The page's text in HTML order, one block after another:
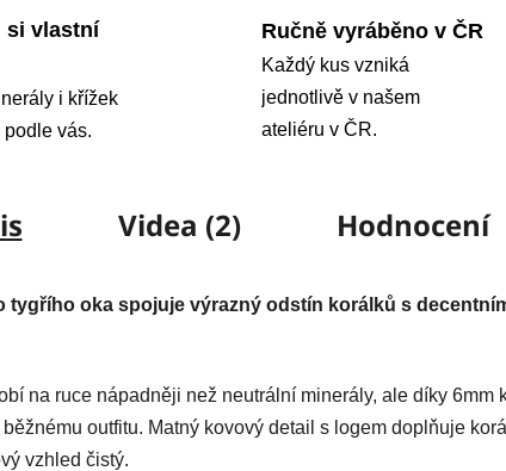
si vlastní
i křížek
podle vás.
Ručně vyráběno v ČR
Každý kus vzniká
jednotlivě v našem
ateliéru v ČR.
Videa (2) Hodnocení
tygřího oka spojuje výrazný odstín korálků s
na ruce nápadněji než neutrální minerály, ale díky 6mm
outfitu. Matný kovový detail s logem doplňuje
vzhled čistý.